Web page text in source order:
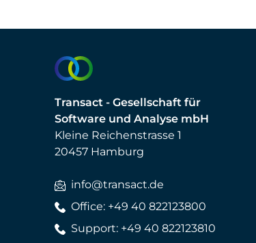
Transact - Gesellschaft für
Software und Analyse mbH
Kleine Reichenstrasse 1
20457 Hamburg
info@transact.de
Office: +49 40 822123800
Support: +49 40 822123810